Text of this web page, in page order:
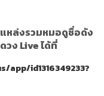
หล่งรวมหมอดูชื่อดัง
ง Live ได้ที่
id1316349233?